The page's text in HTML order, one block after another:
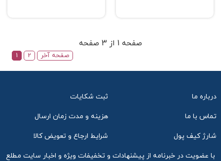
صفحه 1 از 3 صفحه
1 2 صفحه آخر
درباره ما ثبت شکایات
تماس با ما هزینه و مدت زمان ارسال
شارژ کیف پول شرایط ارجاع و تعویض کالا
با عضویت در خبرنامه از پیشنهادات و تخفیفات ویژه و اخبار سایت مطلع